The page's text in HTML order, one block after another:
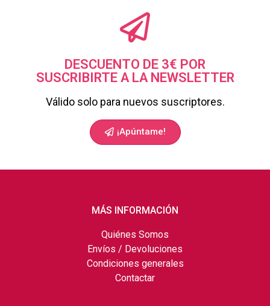
DESCUENTO DE 3€ POR
SUSCRIBIRTE A LA NEWSLETTER
Válido solo para nuevos suscriptores.
¡Apúntame!
MÁS INFORMACIÓN
Quiénes Somos
Envíos / Devoluciones
Condiciones generales
Contactar